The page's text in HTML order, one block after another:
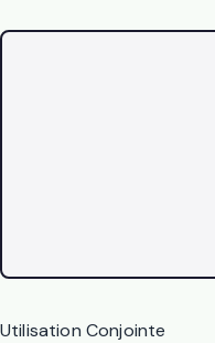
Utilisation Conjointe